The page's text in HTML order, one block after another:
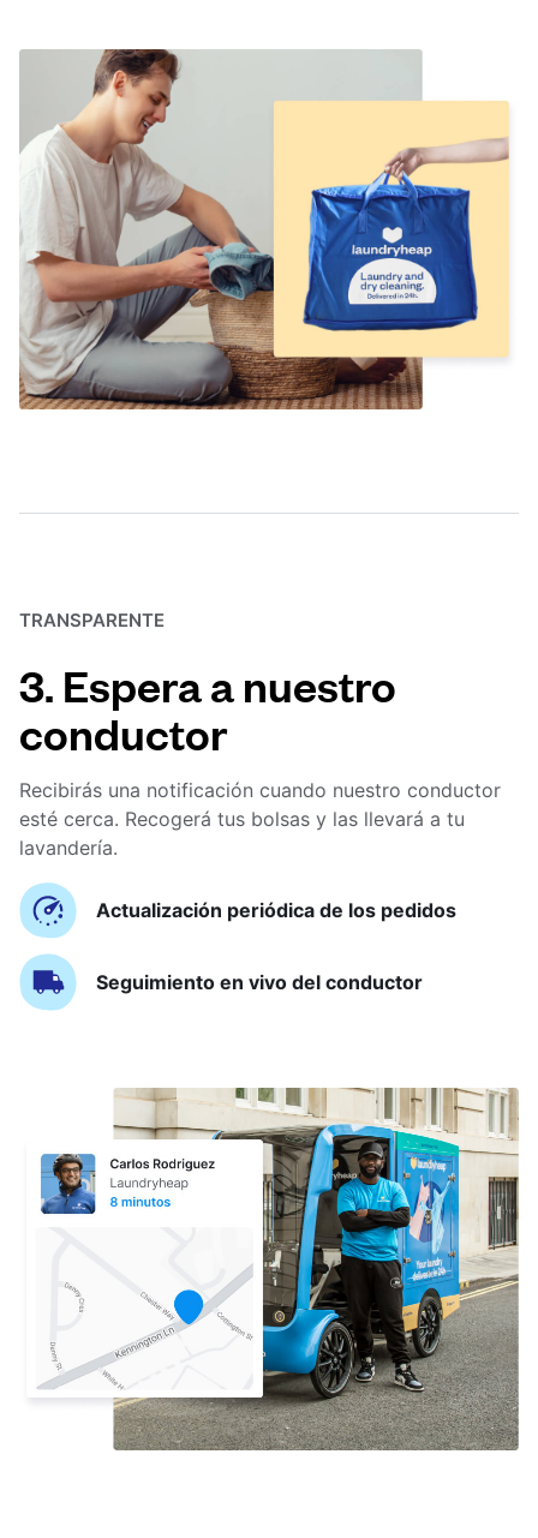
TRANSPARENTE
3. Espera a nuestro
conductor
Recibirás una notificación cuando nuestro conductor
esté cerca. Recogerá tus bolsas y las llevará a tu
lavandería.
Actualización periódica de los pedidos
Seguimiento en vivo del conductor